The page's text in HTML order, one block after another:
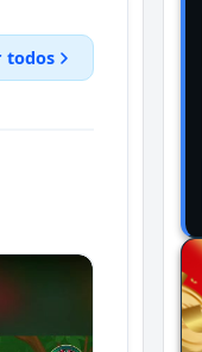
todos